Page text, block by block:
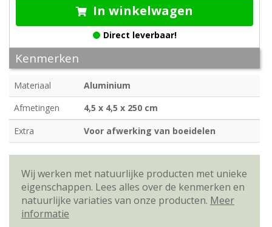
In winkelwagen
Direct leverbaar!
Kenmerken
Materiaal
Aluminium
Afmetingen
4,5 x 4,5 x 250 cm
Extra
Voor afwerking van boeidelen
Wij werken met natuurlijke producten met unieke
eigenschappen. Lees alles over de kenmerken en
natuurlijke variaties van onze producten. Meer
informatie